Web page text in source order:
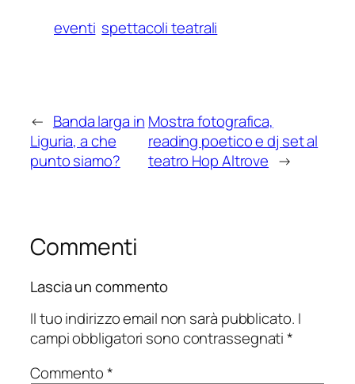
eventi spettacoli teatrali
← Banda larga in
Liguria, a che
punto siamo?
Mostra fotografica,
reading poetico e dj set al
teatro Hop Altrove →
Commenti
Lascia un commento
Il tuo indirizzo email non sarà pubblicato. I
campi obbligatori sono contrassegnati*
Commento*